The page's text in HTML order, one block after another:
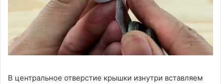
В центральное отверстие крышки изнутри вставляем